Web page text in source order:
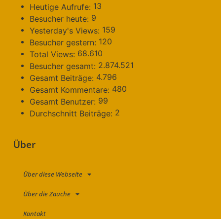
Heutige Aufrufe: 13
Besucher heute: 9
Yesterday's Views: 159
Besucher gestern: 120
Total Views: 68.610
Besucher gesamt: 2.874.521
Gesamt Beiträge: 4.796
Gesamt Kommentare: 480
Gesamt Benutzer: 99
Durchschnitt Beiträge: 2
Über
Über diese Webseite
Über die Zauche
Kontakt